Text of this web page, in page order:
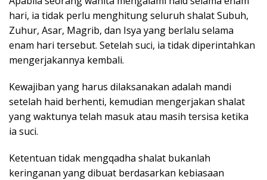
hari, ia tidak perlu menghitung seluruh shalat Subuh,
Zuhur, Asar, Magrib, dan Isya yang berlalu selama
enam hari tersebut. Setelah suci, ia tidak diperintahkan
mengerjakannya kembali.
Kewajiban yang harus dilaksanakan adalah mandi
setelah haid berhenti, kemudian mengerjakan shalat
yang waktunya telah masuk atau masih tersisa ketika
ia suci.
Ketentuan tidak mengqadha shalat bukanlah
keringanan yang dibuat berdasarkan kebiasaan